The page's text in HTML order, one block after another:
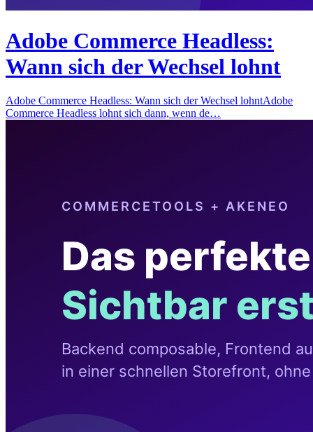
Adobe Commerce Headless:
Wann sich der Wechsel lohnt
Adobe Commerce Headless: Wann sich der Wechsel lohntAdobe
Commerce Headless lohnt sich dann, wenn de…